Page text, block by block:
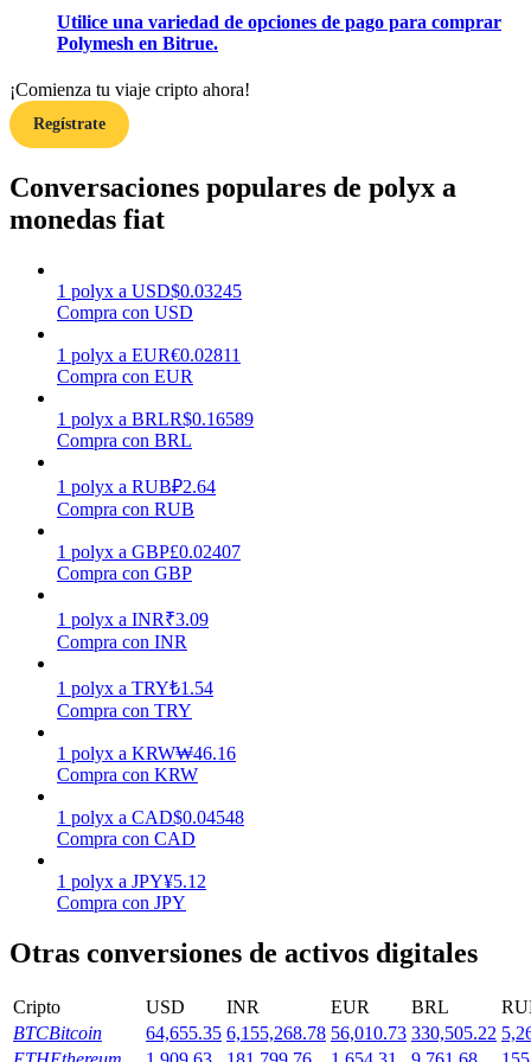
Power Piggy
Gana recompensas competitivas diariamente
Alta rentabilidad y acceso instantáneo
Launchpool
Participación flexible para ganar tokens populares
Utilice una variedad de opciones de pago para comprar
Polymesh en Bitrue.
¡Comienza tu viaje cripto ahora!
Regístrate
Conversaciones populares de polyx a
monedas fiat
1 polyx a USD$0.03245
Compra con USD
1 polyx a EUR€0.02811
Compra con EUR
1 polyx a BRLR$0.16589
Compra con BRL
1 polyx a RUB₽2.64
Compra con RUB
1 polyx a GBP£0.02407
Compra con GBP
1 polyx a INR₹3.09
Compra con INR
1 polyx a TRY₺1.54
Compra con TRY
1 polyx a KRW₩46.16
Compra con KRW
1 polyx a CAD$0.04548
Compra con CAD
1 polyx a JPY¥5.12
Compra con JPY
Otras conversiones de activos digitales
Cripto USD INR EUR BRL
BTCBitcoin 64,655.35 6,155,268.78 56,010.73 330,505.22